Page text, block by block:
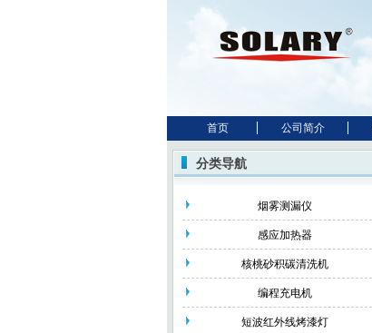
首页 公司简介
分类导航
烟雾测漏仪
感应加热器
核桃砂积碳清洗机
编程充电机
短波红外线烤漆灯